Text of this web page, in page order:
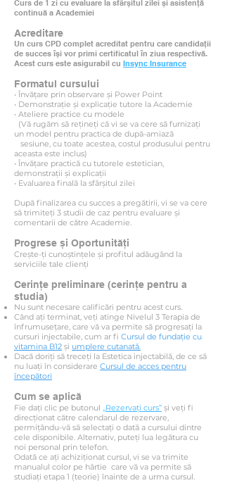
Curs de 1 zi cu evaluare la sfârșitul zilei și asistență
continuă a Academiei
Acreditare
Un curs CPD complet acreditat pentru care candidații
de succes își vor primi certificatul în ziua respectivă.
Acest curs este asigurabil cu Insync Insurance
Formatul cursului
• Învățare prin observare și Power Point
• Demonstrație și explicație tutore la Academie
• Ateliere practice cu modele
(Vă rugăm să rețineți că vi se va cere să furnizați
un model pentru practica de după-amiază
sesiune, cu toate acestea, costul produsului pentru
aceasta este inclus)
• Învățare practică cu tutorele estetician,
demonstrații și explicații
• Evaluarea finală la sfârșitul zilei
După finalizarea cu succes a pregătirii, vi se va cere
să trimiteți 3 studii de caz pentru evaluare și
comentarii de către Academie.
Progrese și Oportunități
Crește-ți cunoștințele și profitul adăugând la
serviciile tale clienți
Cerințe preliminare (cerințe pentru a
studia)
Nu sunt necesare calificări pentru acest curs.
Când ați terminat, veți atinge Nivelul 3 Terapia de
înfrumusețare, care vă va permite să progresați la
cursuri injectabile, cum ar fi Cursul de fundație cu
vitamina B12 și umplere cutanată.
Dacă doriți să treceți la Estetica injectabilă, de ce să
nu luați în considerare Cursul de acces pentru
începători
Cum se aplică
Fie dați clic pe butonul „Rezervați curs” și veți fi
direcționat către calendarul de rezervare,
permițându-vă să selectați o dată a cursului dintre
cele disponibile. Alternativ, puteți lua legătura cu
noi personal prin telefon.
Odată ce ați achiziționat cursul, vi se va trimite
manualul color pe hârtie care vă va permite să
studiați etapa 1 (teorie) înainte de a urma cursul.